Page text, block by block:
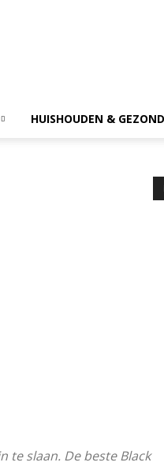
HUISHOUDEN &
te slaan. De beste Black